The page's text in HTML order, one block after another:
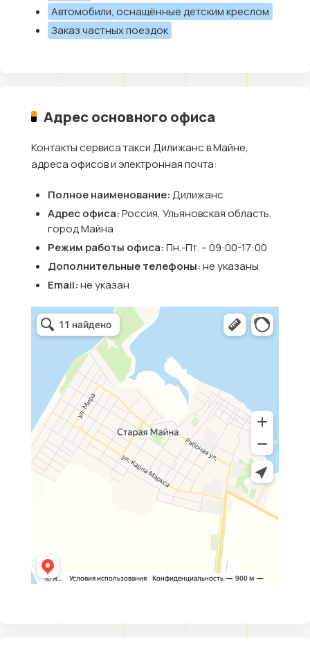
Автомобили, оснащённые детским креслом
Заказ частных поездок
Адрес основного офиса
Контакты сервиса такси Дилижанс в Майне,
адреса офисов и электронная почта:
Полное наименование:Дилижанс
Адрес офиса:Россия, Ульяновская область,
город Майна
Режим работы офиса:Пн.-Пт. – 09:00-17:00
Дополнительные телефоны:не указаны
Email:не указан